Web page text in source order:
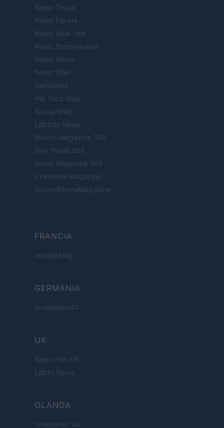
Newz Texas
Newz Florida
Newz New York
Newz Pennsylvania
Newz Illinois
Newz Ohio
Gameland
Hig Tech Mag
Scoop Mag
Lgbtqia News
Motors Magazine 365
Day Travel 365
Home Magazine 365
Cineverse Magazine
SecondHomeMagazine
FRANCIA
InvestirMag
GERMANIA
Investieren24
UK
News Hub UK
Lgbtq News
OLANDA
Investeren 24